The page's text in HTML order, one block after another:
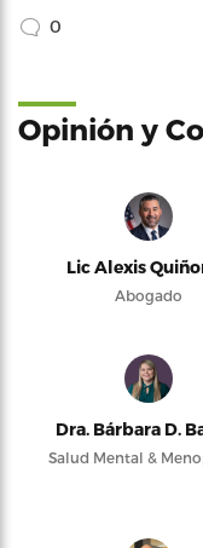
0
Opinión y
Lic Alexis
Abogado
Dra. Bárbara D.
Salud Mental &